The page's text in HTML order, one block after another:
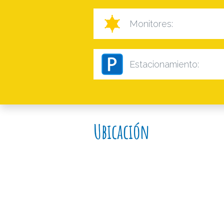
Monitores:
Estacionamiento:
Ubicación